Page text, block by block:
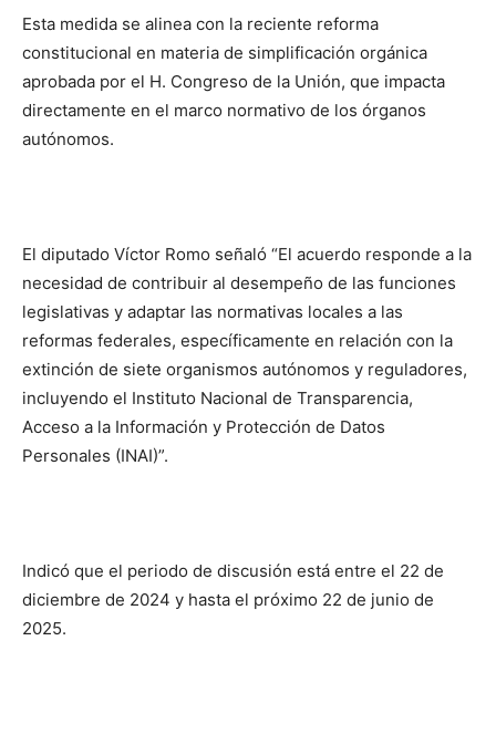
Esta medida se alinea con la reciente reforma
constitucional en materia de simplificación orgánica
aprobada por el H. Congreso de la Unión, que impacta
directamente en el marco normativo de los órganos
autónomos.
El diputado Víctor Romo señaló “El acuerdo responde a la
necesidad de contribuir al desempeño de las funciones
legislativas y adaptar las normativas locales a las
reformas federales, específicamente en relación con la
extinción de siete organismos autónomos y reguladores,
incluyendo el Instituto Nacional de Transparencia,
Acceso a la Información y Protección de Datos
Personales (INAI)”.
Indicó que el periodo de discusión está entre el 22 de
diciembre de 2024 y hasta el próximo 22 de junio de
2025.